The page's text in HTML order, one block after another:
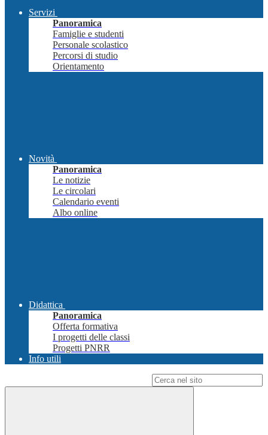
Servizi
Panoramica
Famiglie e studenti
Personale scolastico
Percorsi di studio
Orientamento
Novità
Panoramica
Le notizie
Le circolari
Calendario eventi
Albo online
Didattica
Panoramica
Offerta formativa
I progetti delle classi
Progetti PNRR
Info utili